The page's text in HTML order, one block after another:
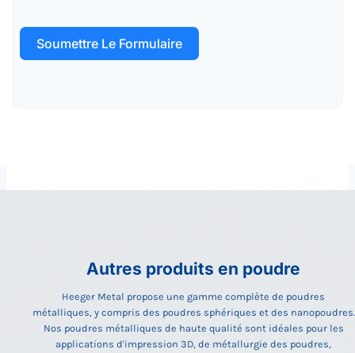
Soumettre Le Formulaire
Autres produits en poudre
Heeger Metal propose une gamme complète de poudres
métalliques, y compris des poudres sphériques et des nanopoudres.
Nos poudres métalliques de haute qualité sont idéales pour les
applications d'impression 3D, de métallurgie des poudres,